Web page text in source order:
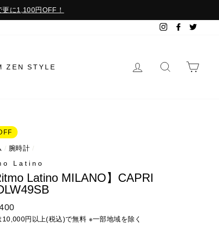
に1,100円OFF！
InstagramFacebook
ZEN STYLE ログイン 検索で探す
/ 腕時計 /
Latino
Latino MILANO】CAPRI
10,000円以上(税込)で無料 ※一部地域を除く